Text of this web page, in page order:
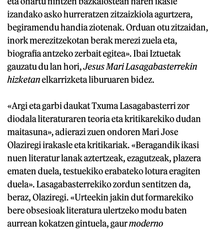
izandako asko hurreratzen zitzaizkiola agurtzera,
begiramendu handia ziotenak. Orduan otu zitzaidan,
inork merezitzekotan berak merezi zuela eta,
biografia antzeko zerbait egitea». Ibai Iztuetak
gauzatu du lan hori,Jesus Mari Lasagabasterrekin
hizketanelkarrizketa liburuaren bidez.
«Argi eta garbi daukat Txuma Lasagabasterri zor
diodala literaturaren teoria eta kritikarekiko dudan
maitasuna», adierazi zuen ondoren Mari Jose
Olaziregi irakasle eta kritikariak. «Beragandik ikasi
nuen literatur lanak aztertzeak, ezagutzeak, plazera
ematen duela, testuekiko erabateko lotura eragiten
duela». Lasagabasterrekiko zordun sentitzen da,
beraz, Olaziregi. «Urteekin jakin dut formarekiko
bere obsesioak literatura ulertzeko modu baten
aurrean kokatzen gintuela, gaurmoderno